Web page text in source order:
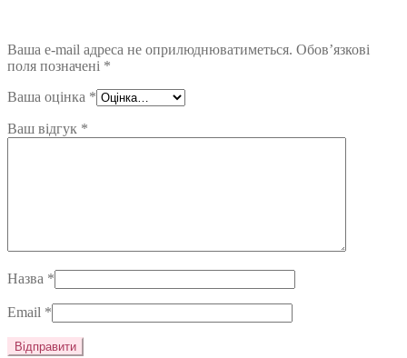
Ваша e-mail адреса не оприлюднюватиметься. Обов’язкові
поля позначені *
Ваша оцінка *
Ваш відгук *
Назва *
Email *